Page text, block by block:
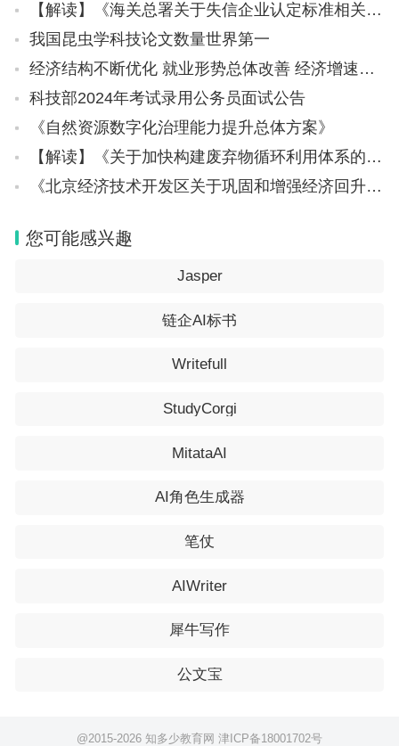
【解读】《海关总署关于失信企业认定标准相关事项的公告》政策解读——案例篇
我国昆虫学科技论文数量世界第一
经济结构不断优化 就业形势总体改善 经济增速名列前茅 2023年我国GDP同比增长5.2%
科技部2024年考试录用公务员面试公告
《自然资源数字化治理能力提升总体方案》
【解读】《关于加快构建废弃物循环利用体系的意见》
《北京经济技术开发区关于巩固和增强经济回升向好态势的若干措施》
您可能感兴趣
Jasper
链企AI标书
Writefull
StudyCorgi
MitataAI
AI角色生成器
笔仗
AIWriter
犀牛写作
公文宝
@2015-2026 知多少教育网 津ICP备18001702号